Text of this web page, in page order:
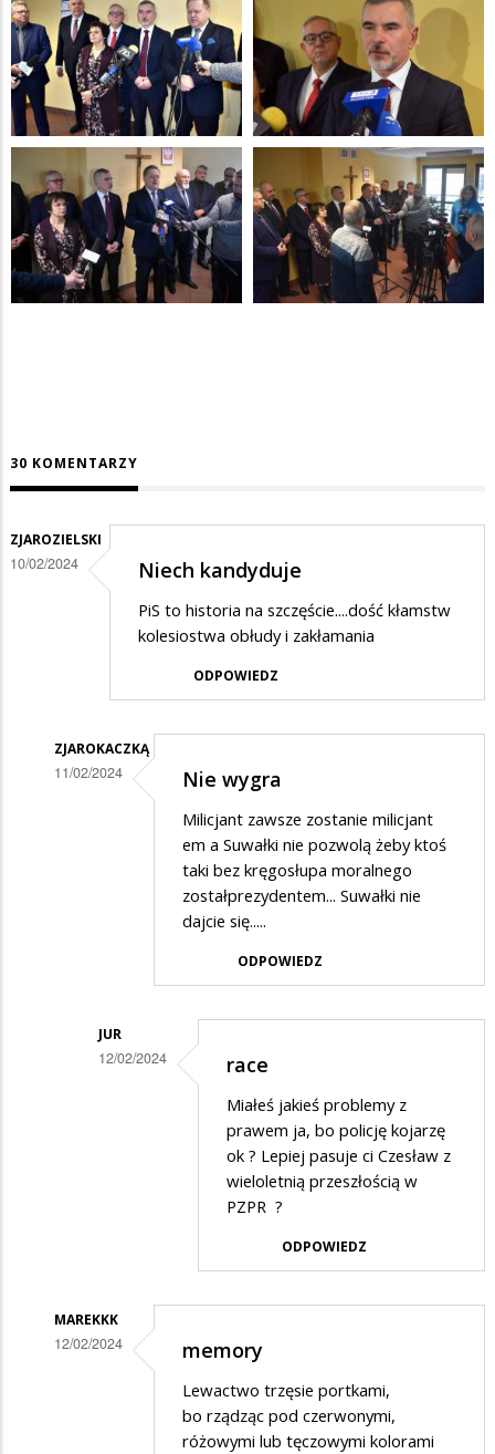
30 KOMENTARZY
ZJAROZIELSKI
10/02/2024 Niech kandyduje
PiS to historia na szczęście....dość kłamstw
kolesiostwa obłudy i zakłamania
ODPOWIEDZ
ZJAROKACZKĄ
11/02/2024
kandyduje
Nie wygra
Milicjant zawsze zostanie milicjant
em a Suwałki nie pozwolą żeby ktoś
taki bez kręgosłupa moralnego
zostałprezydentem... Suwałki nie
dajcie się.....
ODPOWIEDZ
JUR
12/02/2024
wygra
race
Miałeś jakieś problemy z
prawem ja, bo policję kojarzę
ok ? Lepiej pasuje ci Czesław z
wieloletnią przeszłością w
PZPR ?
ODPOWIEDZ
MAREKKK
12/02/2024 memory
Lewactwo trzęsie portkami,
bo rządząc pod czerwonymi,
różowymi lub tęczowymi kolorami